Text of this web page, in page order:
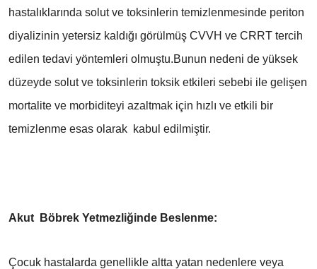
hastalıklarında solut ve toksinlerin temizlenmesinde periton
diyalizinin yetersiz kaldığı görülmüş CVVH ve CRRT tercih
edilen tedavi yöntemleri olmuştu.Bunun nedeni de yüksek
düzeyde solut ve toksinlerin toksik etkileri sebebi ile gelişen
mortalite ve morbiditeyi azaltmak için hızlı ve etkili bir
temizlenme esas olarak kabul edilmiştir.
Akut Böbrek Yetmezliğinde Beslenme:
Çocuk hastalarda genellikle altta yatan nedenlere veya